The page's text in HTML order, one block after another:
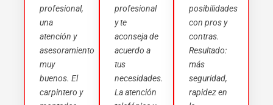
profesional,
una
atención y
asesoramiento
muy
buenos. El
carpintero y
profesional
y te
aconseja de
acuerdo a
tus
necesidades.
La atención
posibilidades
con pros y
contras.
Resultado:
más
seguridad,
rapidez en